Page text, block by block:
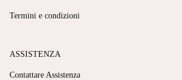
Termini e condizioni
ASSISTENZA
Contattare Assistenza